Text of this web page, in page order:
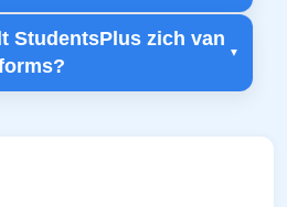
StudentsPlus zich van